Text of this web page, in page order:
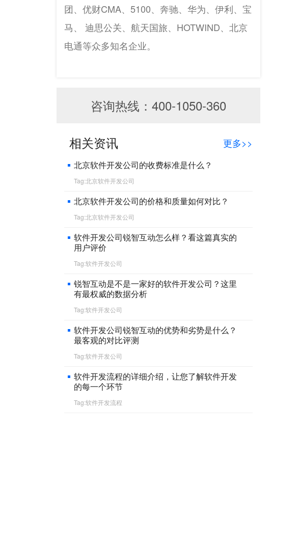
团、优财CMA、5100、奔驰、华为、伊利、宝
马、 迪思公关、航天国旅、HOTWIND、北京
电通等众多知名企业。
咨询热线：400-1050-360
相关资讯 更多>>
北京软件开发公司的收费标准是什么？
Tag:北京软件开发公司
北京软件开发公司的价格和质量如何对比？
Tag:北京软件开发公司
软件开发公司锐智互动怎么样？看这篇真实的
用户评价
Tag:软件开发公司
锐智互动是不是一家好的软件开发公司？这里
有最权威的数据分析
Tag:软件开发公司
软件开发公司锐智互动的优势和劣势是什么？
最客观的对比评测
Tag:软件开发公司
软件开发流程的详细介绍，让您了解软件开发
的每一个环节
Tag:软件开发流程